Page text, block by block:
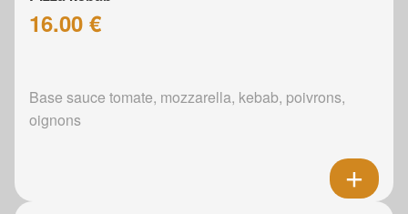
16.00 €
Base sauce tomate, mozzarella, kebab, poivrons,
oignons